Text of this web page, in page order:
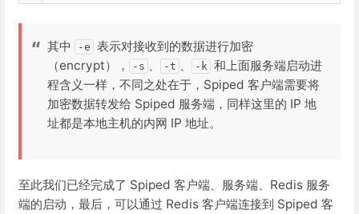
其中 -e 表示对接收到的数据进行加密
（encrypt），
-s 、 -t 、 -k 和上面服务端启动进
程含义一样，不同之处在于，Spiped 客户端需要将
加密数据转发给 Spiped 服务端，同样这里的 IP 地
址都是本地主机的内网 IP 地址。
至此我们已经完成了 Spiped 客户端、服务端、Redis 服务
端的启动，最后，可以通过 Redis 客户端连接到 Spiped 客